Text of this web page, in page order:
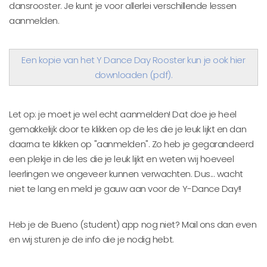
dansrooster. Je kunt je voor allerlei verschillende lessen
aanmelden.
Een kopie van het Y Dance Day Rooster kun je ook hier
downloaden (pdf).
Let op: je moet je wel echt aanmelden! Dat doe je heel
gemakkelijk door te klikken op de les die je leuk lijkt en dan
daarna te klikken op "aanmelden". Zo heb je gegarandeerd
een plekje in de les die je leuk lijkt en weten wij hoeveel
leerlingen we ongeveer kunnen verwachten. Dus... wacht
niet te lang en meld je gauw aan voor de Y-Dance Day!!
Heb je de Bueno (student) app nog niet? Mail ons dan even
en wij sturen je de info die je nodig hebt.